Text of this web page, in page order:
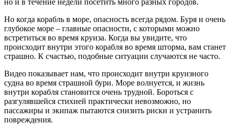
но и в течение недели посетить много разных городов.
Но когда корабль в море, опасность всегда рядом. Буря и очень
глубокое море – главные опасности, с которыми можно
встретиться во время круиза. Когда вы увидите, что
происходит внутри этого корабля во время шторма, вам станет
страшно. К счастью, подобные ситуации случаются не часто.
Видео показывает нам, что происходит внутри круизного
судна во время страшной бури. Море волнуется, и жизнь
внутри корабля становится очень трудной. Бороться с
разгулявшейся стихией практически невозможно, но
пассажиры и экипаж пытаются снизить риски и устранить
повреждения.